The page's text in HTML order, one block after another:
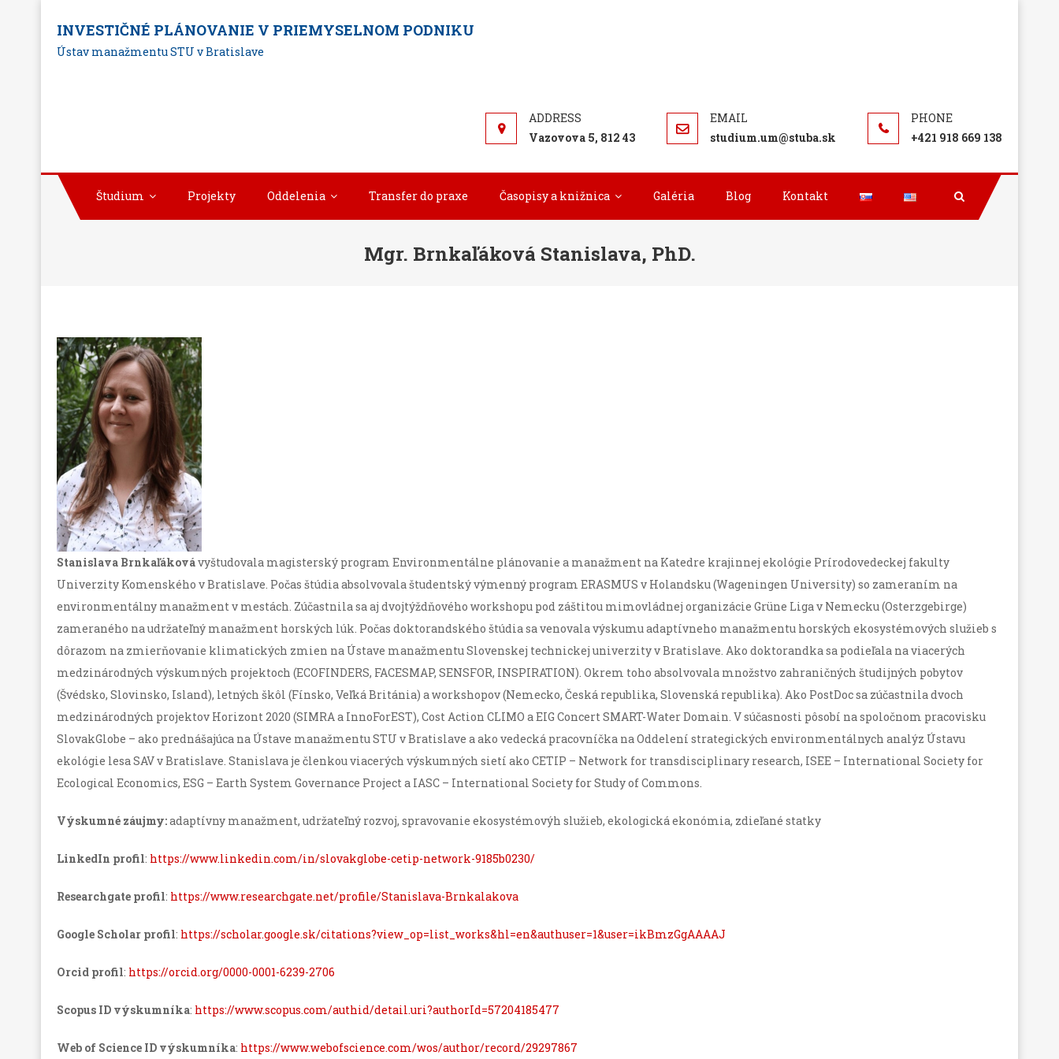
content
INVESTIČNÉ PLÁNOVANIE V PRIEMYSELNOM PODNIKU
Ústav manažmentu STU v Bratislave
Vazovova 5, 812 43 studium.um@stuba.sk +421 918 669 138
Študium Projekty Oddelenia Transfer do praxe Časopisy a knižnica Galéria Blog Kontakt
Mgr. Brnkaľáková Stanislava, PhD.
Stanislava Brnkaľákovávyštudovala magisterský program Environmentálne plánovanie a manažment na Katedre krajinnej ekológie Prírodovedeckej fakulty
Univerzity Komenského v Bratislave. Počas štúdia absolvovala študentský výmenný program ERASMUS v Holandsku (Wageningen University) so zameraním na
environmentálny manažment v mestách. Zúčastnila sa aj dvojtýždňového workshopu pod záštitou mimovládnej organizácie Grüne Liga v Nemecku (Osterzgebirge)
zameraného na udržateľný manažment horských lúk. Počas doktorandského štúdia sa venovala výskumu adaptívneho manažmentu horských ekosystémových služieb s
dôrazom na zmierňovanie klimatických zmien na Ústave manažmentu Slovenskej technickej univerzity v Bratislave. Ako doktorandka sa podieľala na viacerých
medzinárodných výskumných projektoch (ECOFINDERS, FACESMAP, SENSFOR, INSPIRATION). Okrem toho absolvovala množstvo zahraničných študijných pobytov
(Švédsko, Slovinsko, Island), letných škôl (Fínsko, Veľká Británia) a workshopov (Nemecko, Česká republika, Slovenská republika). Ako PostDoc sa zúčastnila dvoch
medzinárodných projektov Horizont 2020 (SIMRA a InnoForEST), Cost Action CLIMO a EIG Concert SMART-Water Domain. V súčasnosti pôsobí na spoločnom pracovisku
SlovakGlobe – ako prednášajúca na Ústave manažmentu STU v Bratislave a ako vedecká pracovníčka na Oddelení strategických environmentálnych analýz Ústavu
ekológie lesa SAV v Bratislave. Stanislava je členkou viacerých výskumných sietí ako CETIP – Network for transdisciplinary research, ISEE – International Society for
Ecological Economics, ESG – Earth System Governance Project a IASC – International Society for Study of Commons.
Výskumné záujmy:adaptívny manažment, udržateľný rozvoj, spravovanie ekosystémovýh služieb, ekologická ekonómia, zdieľané statky
LinkedIn profil: https://www.linkedin.com/in/slovakglobe-cetip-network-9185b0230/
Researchgate profil: https://www.researchgate.net/profile/Stanislava-Brnkalakova
Google Scholar profil: https://scholar.google.sk/citations?view_op=list_works&hl=en&authuser=1&user=ikBmzGgAAAAJ
Orcid profil: https://orcid.org/0000-0001-6239-2706
Scopus ID výskumníka: https://www.scopus.com/authid/detail.uri?authorId=57204185477
Web of Science ID výskumníka: https://www.webofscience.com/wos/author/record/29297867